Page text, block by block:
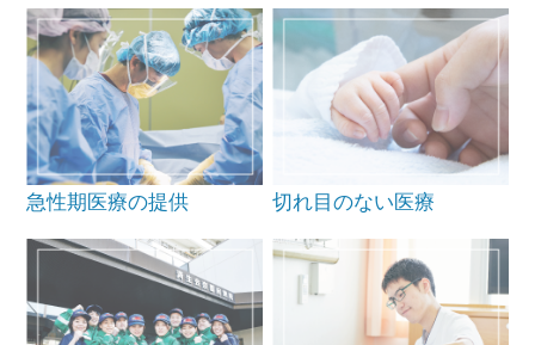
急性期医療の提供 切れ目のない医療